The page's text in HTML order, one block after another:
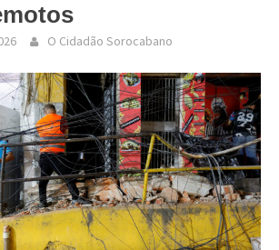
O Cidadão Sorocabano